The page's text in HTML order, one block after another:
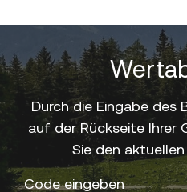
Durch die Eingabe des
auf der Rückseite Ihrer
Sie den
Code eingeben